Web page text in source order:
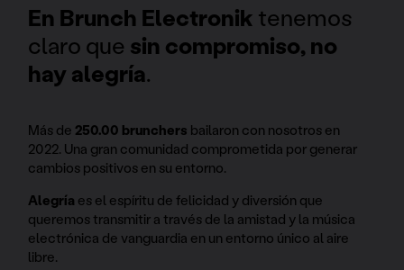
En Brunch Electronik tenemos
claro que sin compromiso, no
hay alegría.
Más de 250.00 brunchers bailaron con nosotros en
2022. Una gran comunidad comprometida por generar
cambios positivos en su entorno.
Alegría es el espíritu de felicidad y diversión que
queremos transmitir a través de la amistad y la música
electrónica de vanguardia en un entorno único al aire
libre.